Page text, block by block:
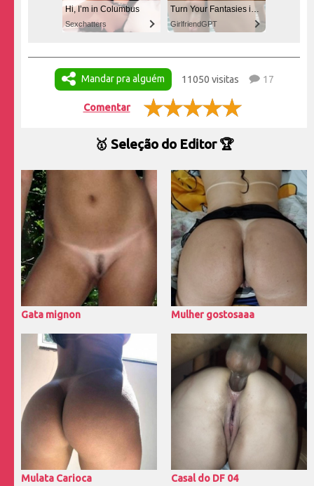
Hi, I’m in Columbus
Sexchatters
Turn Your Fantasies into Reality
GirlfriendGPT
Mandar pra alguém 11050 visitas 17
Comentar
🥇 Seleção do Editor 🏆
Gata mignon Mulher gostosaaa
Mulata Carioca Casal do DF 04